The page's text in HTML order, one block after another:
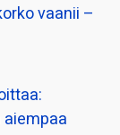
vaanii –